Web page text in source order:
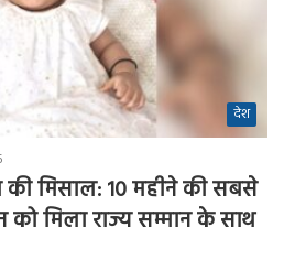
देश
मिसाल: 10 महीने की सबसे
को मिला राज्य सम्मान के साथ